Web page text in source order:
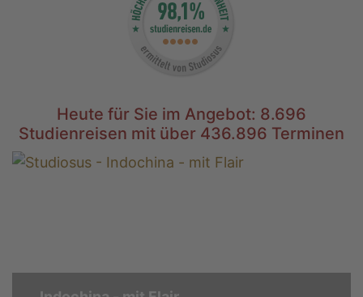
Heute für Sie im Angebot: 8.696
Studienreisen mit über 436.896 Terminen